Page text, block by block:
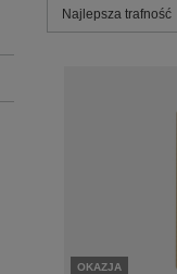
Zmień sortowanie
Najlepsza trafność
OKAZJA